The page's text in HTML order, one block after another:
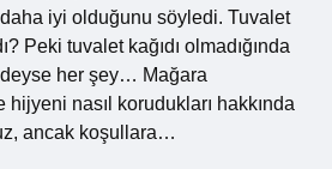
iyi olduğunu söyledi. Tuvalet
Peki tuvalet kağıdı olmadığında
her şey… Mağara
hijyeni nasıl korudukları hakkında
ancak koşullara…